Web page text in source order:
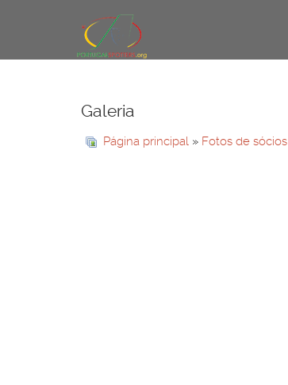
Galeria
Página principal » Fotos de sócios